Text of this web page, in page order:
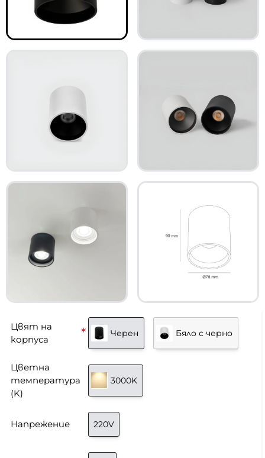
Цвят на
корпуса
Черен Бяло с черно
Цветна
температура
(K)
3000K
Напрежение 220V